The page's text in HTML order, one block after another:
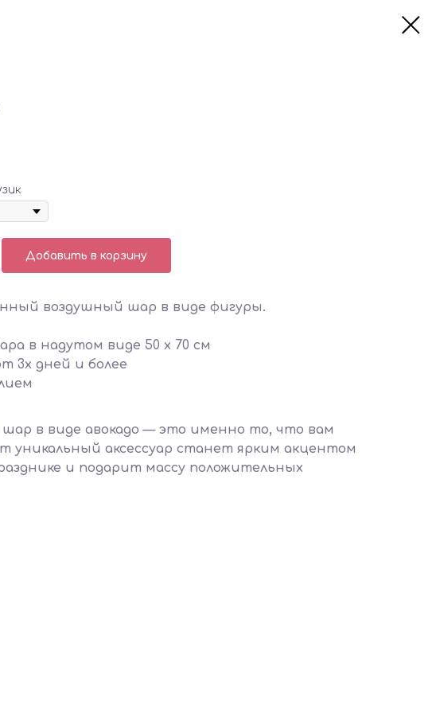
Добавить в корзину
воздушный шар в виде фигуры.
в надутом виде 50 х 70 см
3х дней и более
в виде авокадо — это именно то, что вам
уникальный аксессуар станет ярким акцентом
и подарит массу положительных